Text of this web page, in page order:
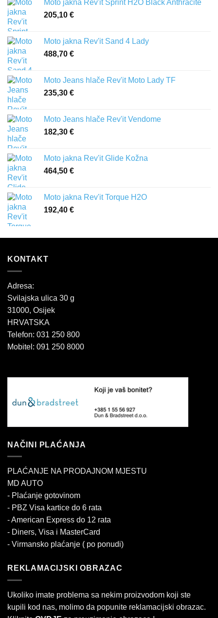
Moto jakna Rev'it Sprint H2O Black Anthracite
205,10 €
Moto jakna Rev'it Sand 4 Lady
488,70 €
Moto Jeans hlače Rev'it Moto Lady TF
235,30 €
Moto Jeans hlače Rev'it Vendome
182,30 €
Moto jakna Rev'it Glide Kožna
464,50 €
Moto jakna Rev'it Torque H2O
192,40 €
KONTAKT
Adresa:
Svilajska ulica 30 g
31000, Osijek
HRVATSKA
Telefon: 031 250 800
Mobitel: 091 250 8000
NAČINI PLAĆANJA
PLAĆANJE NA PRODAJNOM MJESTU
MD AUTO
- Plaćanje gotovinom
- PBZ Visa kartice do 6 rata
- American Express do 12 rata
- Diners, Visa i MasterCard
- Virmansko plaćanje ( po ponudi)
REKLAMACIJSKI OBRAZAC
Ukoliko imate problema sa nekim proizvodom koji ste
kupili kod nas, molimo da popunite reklamacijski obrazac.